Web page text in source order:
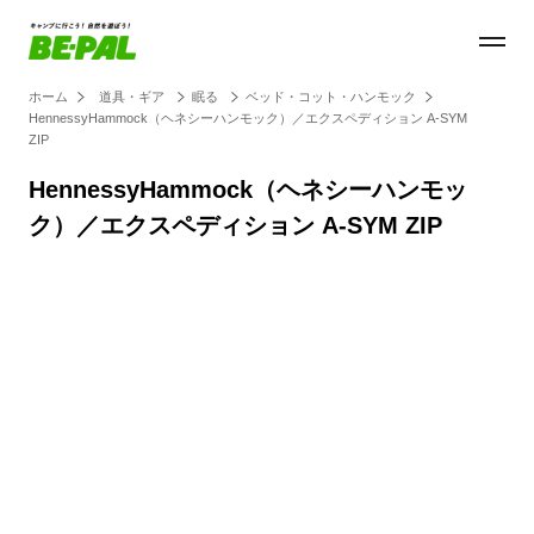
ホーム 道具・ギア 眠る
ベッド・コット・ハンモック
HennessyHammock（ヘネシーハンモック）／エクスペディション A-SYM
ZIP
HennessyHammock（ヘネシーハンモッ
ク）／エクスペディション A-SYM ZIP